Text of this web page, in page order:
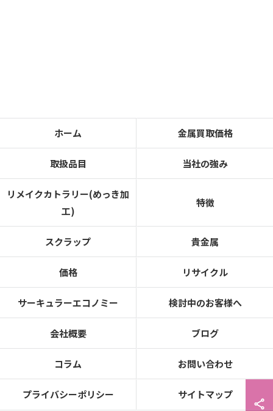
ホーム 金属買取価格
取扱品目 当社の強み
リメイクカトラリー(めっき加
工)
特徴
スクラップ 貴金属
価格 リサイクル
サーキュラーエコノミー 検討中のお客様へ
会社概要 ブログ
コラム お問い合わせ
プライバシーポリシー サイトマップ